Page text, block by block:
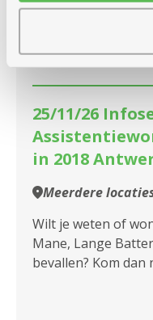
25/11/26
in 2018
Meerdere
Wilt je weten of
Mane, Lange
bevallen? Kom dan